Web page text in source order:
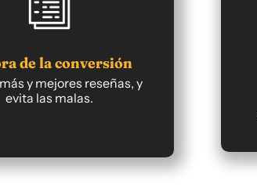
de la conversión
y mejores reseñas, y
evita las malas.